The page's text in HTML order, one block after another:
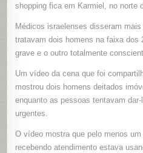
shopping fica em Karmiel, no norte
Médicos israelenses disseram
tratavam dois homens na faixa dos
grave e o outro totalmente
Um vídeo da cena que foi
mostrou dois homens deitados
enquanto as pessoas tentavam
urgentes.
O vídeo mostra que pelo menos
recebendo atendimento estava